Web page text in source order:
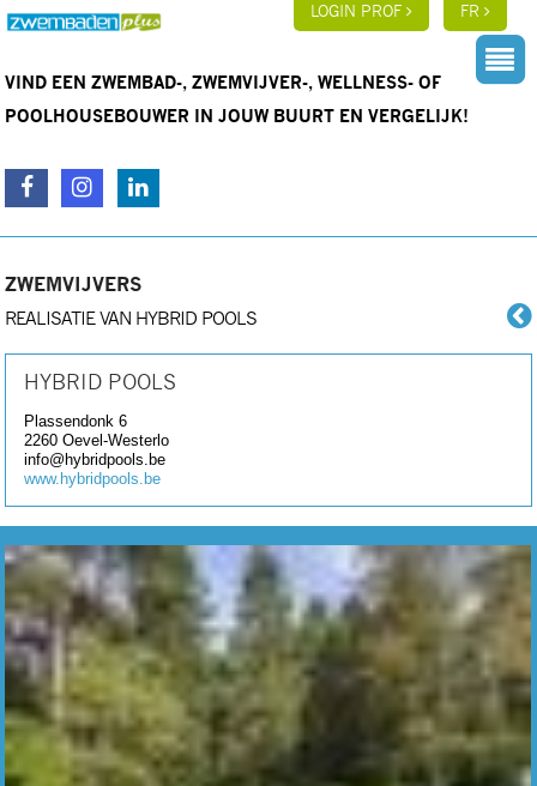
LOGIN PROF FR
VIND EEN ZWEMBAD-, ZWEMVIJVER-, WELLNESS- OF
POOLHOUSEBOUWER IN JOUW BUURT EN VERGELIJK!
ZWEMVIJVERS
REALISATIE VAN HYBRID POOLS
HYBRID POOLS
Plassendonk 6
2260Oevel-Westerlo
info@hybridpools.be
www.hybridpools.be